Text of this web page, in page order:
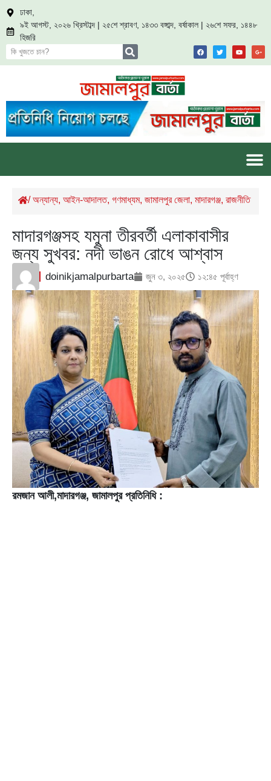
ঢাকা,
৯ই আগস্ট, ২০২৬ খ্রিস্টাব্দ | ২৫শে শ্রাবণ, ১৪৩৩ বঙ্গাব্দ, বর্ষাকাল | ২৬শে সফর, ১৪৪৮
হিজরি
/অন্যান্য, আইন-আদালত, গণমাধ্যম, জামালপুর জেলা, মাদারগঞ্জ, রাজনীতি
মাদারগঞ্জসহ যমুনা তীরবর্তী এলাকাবাসীর
জন্য সুখবর: নদী ভাঙন রোধে আশ্বাস
doinikjamalpurbarta জুন ৩, ২০২৫ ১২:৪৫ পূর্বাহ্ণ
রমজান আলী,মাদারগঞ্জ, জামালপুর প্রতিনিধি :